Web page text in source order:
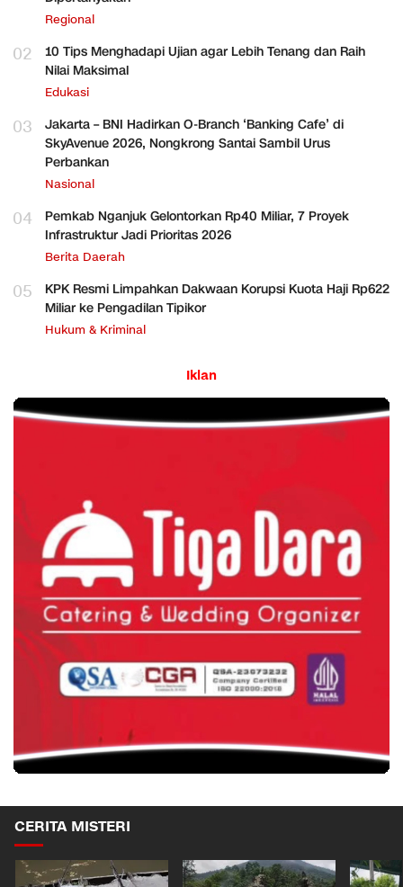
Regional
02
10 Tips Menghadapi Ujian agar Lebih Tenang dan Raih
Nilai Maksimal
Edukasi
03
Jakarta – BNI Hadirkan O-Branch ‘Banking Cafe’ di
SkyAvenue 2026, Nongkrong Santai Sambil Urus
Perbankan
Nasional
04
Pemkab Nganjuk Gelontorkan Rp40 Miliar, 7 Proyek
Infrastruktur Jadi Prioritas 2026
Berita Daerah
05
KPK Resmi Limpahkan Dakwaan Korupsi Kuota Haji Rp622
Miliar ke Pengadilan Tipikor
Hukum & Kriminal
Iklan
CERITA MISTERI